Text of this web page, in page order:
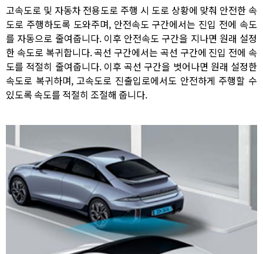
고속도로 및 자동차 전용도로 주행 시 도로 상황에 맞춰 안전한 속
도로 주행하도록 도와주며, 안전속도 구간에서는 진입 전에 속도
를 자동으로 줄여줍니다. 이후 안전속도 구간을 지나면 원래 설정
한 속도로 복귀합니다. 곡선 구간에서는 곡선 구간에 진입 전에 속
도를 적절히 줄여줍니다. 이후 곡선 구간을 벗어나면 원래 설정한
속도로 복귀하며, 고속도로 진출입로에서도 안전하게 주행할 수
있도록 속도를 적절히 조절해 줍니다.